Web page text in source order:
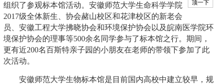
组织了参观标本馆活动。安徽师范大学生命科学学院
2017级全体新生、协会赭山校区和花津校区的新老会
员、安徽工程大学拂晓协会和环境保护协会以及皖南医学院环
境保护协会的理事等500余名同学参与了标本馆之行。期间，
更有近200名百斯特亲子园的小朋友在老师的带领下参加了此
次活动。
安徽师范大学生物标本馆是目前国内高校中建立较早，规